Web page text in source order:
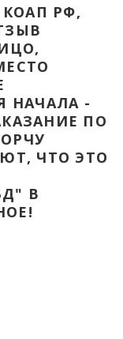
КОАП РФ,
НАЧАЛА -
ПО
ЧТО ЭТО
В